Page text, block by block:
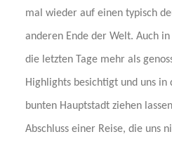
mal wieder auf einen typisch
anderen Ende der Welt. Auch
die letzten Tage mehr als
Highlights besichtigt und uns in
bunten Hauptstadt ziehen
Abschluss einer Reise, die uns